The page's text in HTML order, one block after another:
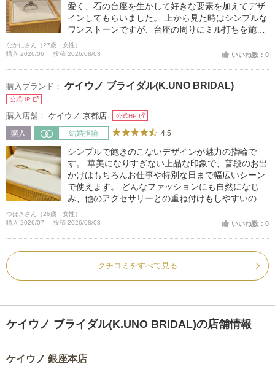
愛く、石の台座を生かして好きな要素を加えてデザ
インしてもらいました。 上から見た時はシンプルな
ワンストーンですが、台座の周りにミル打ちを施し
ていることもありかなりボリュームがあります。横
から見ると台座を包むようなデザインでありながら
なかにさん（27歳・女性）
購入 2026/06
投稿 2026/08/03 いいね数：0
購入ブランド： ケイウノ ブライダル(K.UNO BRIDAL)
公式HP
購入店舗： ケイウノ 京都店 公式HP
購入 結婚指輪 4.5
シンプルで飽きのこないデザインが魅力の指輪で
す。 華美になりすぎない上品な印象で、普段のお出
かけはもちろんお仕事や特別な日まで幅広いシーン
で使えます。 どんなファッションにも自然になじ
み、他のアクセサリーとの重ね付けもしやすいの
で、毎日気軽に身につけられるアイテムです。長く
愛用できる指輪だなと思います。
つばきさん（26歳・女性）
購入 2026/07
投稿 2026/08/03 いいね数：0
クチコミをすべて見る
ケイウノ ブライダル(K.UNO BRIDAL)の店舗情報
ケイウノ 銀座本店